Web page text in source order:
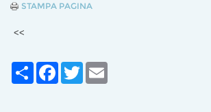
STAMPA PAGINA
<<
Share FacebookTwitter